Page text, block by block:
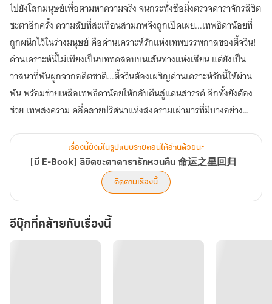
运
之
星
回
归
ไปยังโลกมนุษย์เพื่อตามหาความจริง จนกระทั่งซือมิ่งตรวจดาราจักรลิขิต
ชะตาอีกครั้ง ความลับที่สะเทือนสามภพจึงถูกเปิดเผย...เทพธิดาน้อยที่
ถูกผนึกไว้ในร่างมนุษย์ คือด่านเคราะห์รักแห่งเทพบรรพกาลของตี้จวิน!
ด่านเคราะห์นี้ไม่เพียงเป็นบททดสอบบนเส้นทางแห่งเซียน แต่ยังเป็น
วาสนาที่พันผูกจากอดีตชาติ...ตี้จวินต้องเผชิญด่านเคราะห์รักนี้ให้ผ่าน
พ้น พร้อมช่วยเหลือเทพธิดาน้อยให้กลับคืนสู่แดนสวรรค์ อีกทั้งยังต้อง
ช่วย เทพสงคราม คลี่คลายปริศนาแห่งสงครามเผ่ามารที่มีบางอย่าง
คืนกลับมา...เขาจะทำเช่นไร?เรื่องนี้ยังมีในรูปแบบรายตอนให้อ่านด้วยนะ
[มี E-Book] ลิขิตชะตาดารารักหวนคืน 命运之星回归
ติดตามเรื่องนี้
อีบุ๊กที่คล้ายกับเรื่องนี้